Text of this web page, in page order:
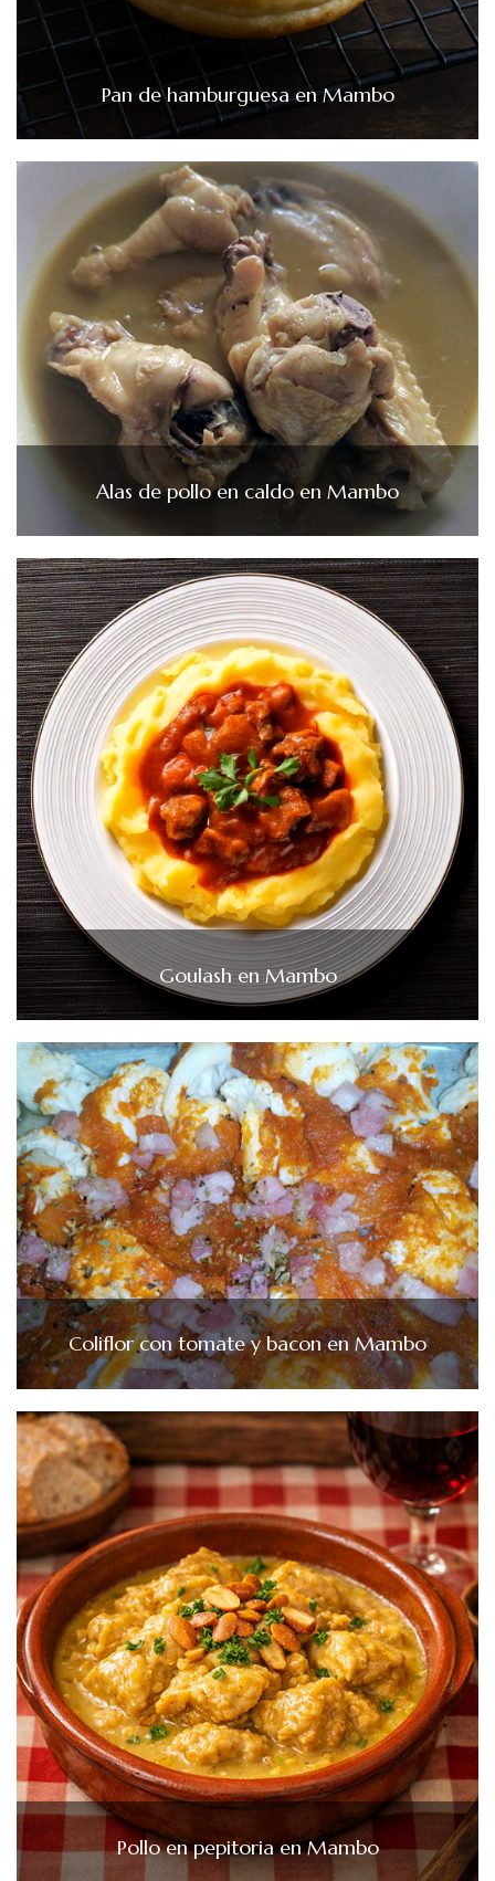
Pan de hamburguesa en Mambo
Alas de pollo en caldo en Mambo
Goulash en Mambo
Coliflor con tomate y bacon en Mambo
Pollo en pepitoria en Mambo